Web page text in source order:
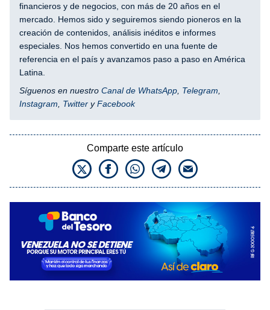
financieros y de negocios, con más de 20 años en el
mercado. Hemos sido y seguiremos siendo pioneros en la
creación de contenidos, análisis inéditos e informes
especiales. Nos hemos convertido en una fuente de
referencia en el país y avanzamos paso a paso en América
Latina.
Síguenos en nuestro Canal de WhatsApp Telegram
Instagram
Twitter yFacebook
Comparte este artículo